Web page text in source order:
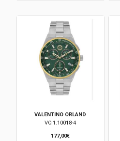
VALENTINO ORLAND
VO.1.10018-4
177,00€